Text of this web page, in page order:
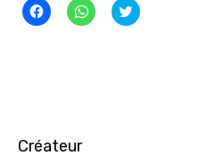
Cliquez
pour
Cliquez
pour
Click
to
Créateur